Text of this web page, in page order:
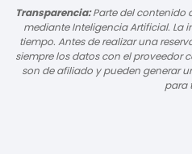
Transparencia:Parte del contenido
mediante Inteligencia Artificial. La
tiempo. Antes de realizar una
siempre los datos con el proveedor
son de afiliado y pueden generar
para